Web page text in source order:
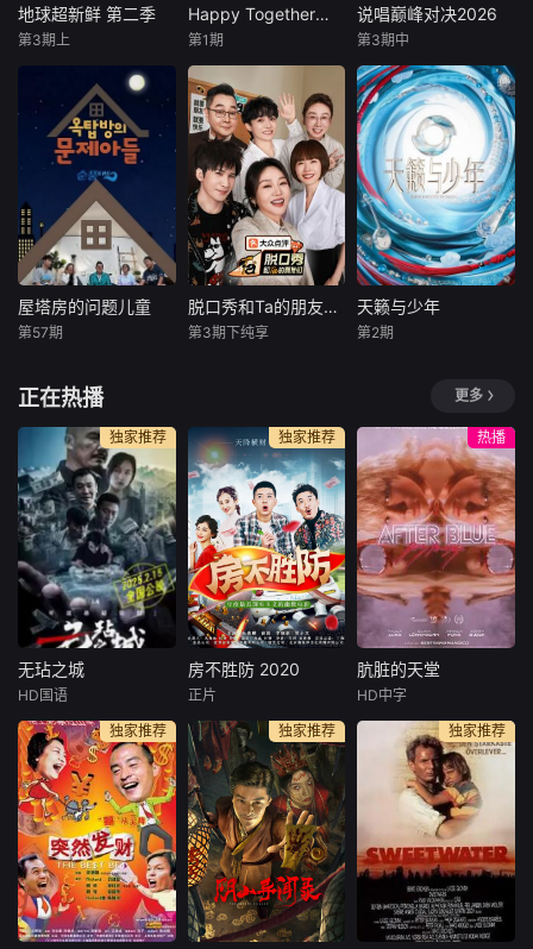
姻、家庭关系、职
场社交等深层次的
地球超新鲜 第二季
跟着地球团孙红
雷、李乃文、郭京
飞、刘宇宁、龚
俊、陈星旭、王玉
雯、林一继续沿着
地球脉络，用新鲜
有趣的旅行方式，
探索全世界的同频
快乐。
地球超新鲜 第二季
第3期上
Happy Together不是一个人真好
《Happy Together
-不是一个人真好》
是阅人的刘在石，
讲述故事的张恒
俊，听音乐的尹钟
信，分享各种"人生
搭档"的故事和声的
音乐选秀节目。
Happy Together不是一个人真好
第1期
说唱巅峰对决2026
说唱巅峰系列节目
将再度启航，打造
华语说唱顶级竞技
盛宴。节目延续现
象级IP影响力，全
面升级赛制与舞台
呈现，通过极致视
听语言和真实创作
故事，展现最纯
粹、多元的Hip-ho
p文化内核，让说
说唱巅峰对决2026
第3期中
屋塔房的问题儿童
在“脑性感”受到关
注的社会，“常识问
题儿童们”被关在屋
塔房里，要解答出1
0个问题才能下
班，为了解题展开
奋战。
屋塔房的问题儿童
第57期
脱口秀和Ta的朋友们 第三季
台 年度热梗发源地
2026夏天准时快乐
脱口秀和Ta的朋友们 第三季
第3期下纯享
天籁与少年
《天籁与少年》是
河南卫视继“中国节
日奇妙游系列”IP屡
屡出圈后，又一着
力打造的全新民族
文化类青春潮流音
乐综艺。本项目以
“铸牢中华民族共同
体意识”为魂，根植
中华优秀传统文
化。节目以“向内聚
拢，唱给家国；
天籁与少年
第2期
正在热播 更多
独家推荐
无玷之城
赵刚
心生邪念必有
殃，内心光明万事
祥。本片讲述了拆
二代杨有才购买一
辆心仪的跑车时与
网络赌徒胡聪、汽
车租赁公司经理罗
金龙结识，继而发
无玷之城
HD国语
独家推荐
崔笛
房冬和麦子为购买
婚房，结识了混迹
街头的三伏。经过
讨价还价，他们以
低于市场半价的价
格，买下三伏手中
的房子。还没来得
及庆祝，藏匿在天
房不胜防 2020
正片
热播
肮脏的天堂
维玛拉·庞斯
A chimeric fut
ure on After Blue,
a planet from anot
her galaxy, a virgi
n planet where on
ly women ca
肮脏的天堂
HD中字
独家推荐
独家推荐 独家推荐